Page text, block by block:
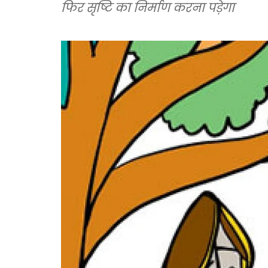
फिर सृष्टि का निर्माण करना पड़ेगा